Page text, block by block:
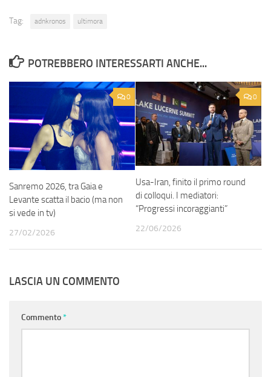
Tag: adnkronos ultimora
POTREBBERO INTERESSARTI ANCHE...
0
Sanremo 2026, tra Gaia e
Levante scatta il bacio (ma non
si vede in tv)
27/02/2026
0
Usa-Iran, finito il primo round
di colloqui. I mediatori:
“Progressi incoraggianti”
22/06/2026
LASCIA UN COMMENTO
Commento*